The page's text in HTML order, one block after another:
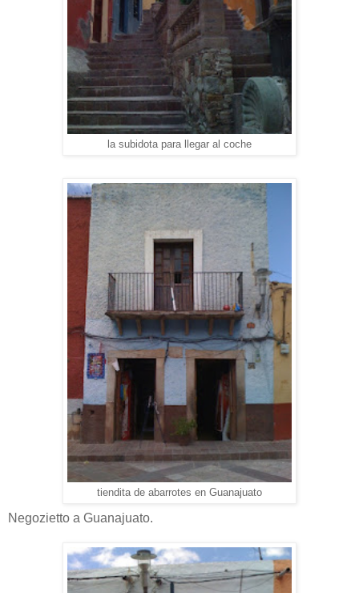
la subidota para llegar al coche
tiendita de abarrotes en Guanajuato
Negozietto a Guanajuato.